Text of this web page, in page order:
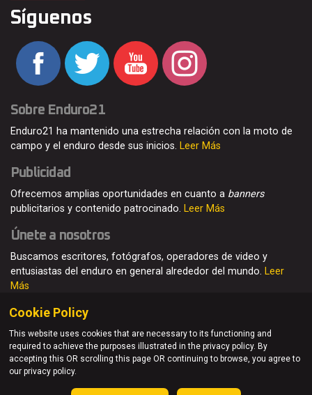
Síguenos
Sobre Enduro21
Enduro21 ha mantenido una estrecha relación con la moto de
campo y el enduro desde sus inicios. Leer Más
Publicidad
Ofrecemos amplias oportunidades en cuanto a banners
publicitarios y contenido patrocinado. Leer Más
Únete a nosotros
Buscamos escritores, fotógrafos, operadores de video y
entusiastas del enduro en general alrededor del mundo. Leer
Más
© Enduro21 / Future7Media Limited. Todos los derechos
reservados
Quienes somos Contacto Únete Publicidad
Cookie Policy
This website uses cookies that are necessary to its functioning and
required to achieve the purposes illustrated in the privacy policy. By
accepting this OR scrolling this page OR continuing to browse, you agree to
our privacy policy.